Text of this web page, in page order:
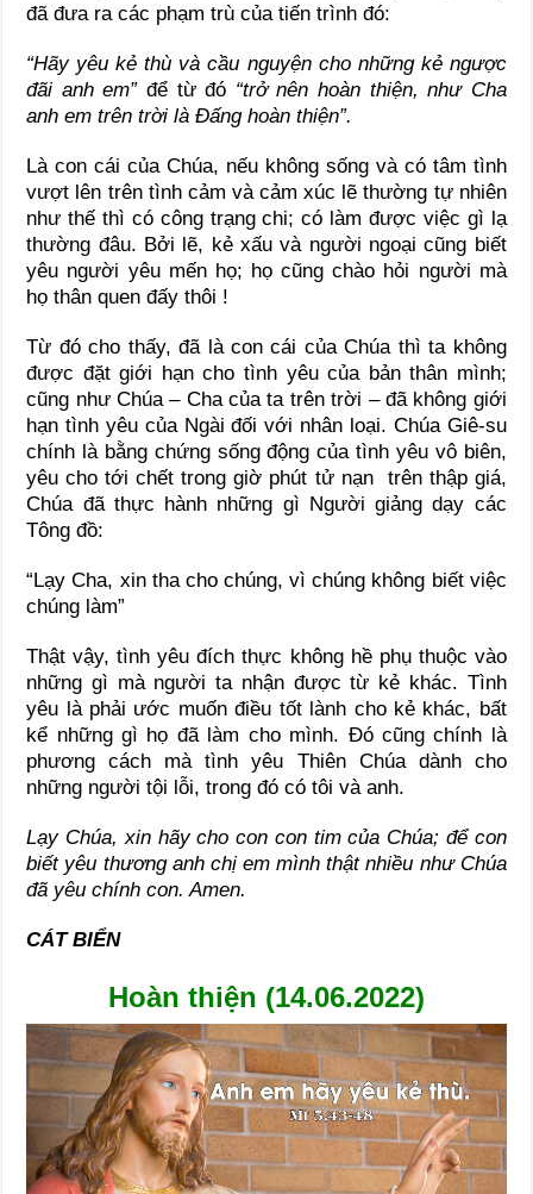
đã đưa ra các phạm trù của tiến trình đó:
“Hãy yêu kẻ thù và cầu nguyện cho những kẻ ngược
đãi anh em”để từ đó “trở nên hoàn thiện, như Cha
anh em trên trời là Ðấng hoàn thiện”.
Là con cái của Chúa, nếu không sống và có tâm tình
vượt lên trên tình cảm và cảm xúc lẽ thường tự nhiên
như thế thì có công trạng chi; có làm được việc gì lạ
thường đâu. Bởi lẽ, kẻ xấu và người ngoại cũng biết
yêu người yêu mến họ; họ cũng chào hỏi người mà
họ thân quen đấy thôi !
Từ đó cho thấy, đã là con cái của Chúa thì ta không
được đặt giới hạn cho tình yêu của bản thân mình;
cũng như Chúa – Cha của ta trên trời – đã không giới
hạn tình yêu của Ngài đối với nhân loại. Chúa Giê-su
chính là bằng chứng sống động của tình yêu vô biên,
yêu cho tới chết trong giờ phút tử nạn trên thập giá,
Chúa đã thực hành những gì Người giảng dạy các
Tông đồ:
“Lạy Cha, xin tha cho chúng, vì chúng không biết việc
chúng làm”
Thật vậy, tình yêu đích thực không hề phụ thuộc vào
những gì mà người ta nhận được từ kẻ khác. Tình
yêu là phải ước muốn điều tốt lành cho kẻ khác, bất
kể những gì họ đã làm cho mình. Đó cũng chính là
phương cách mà tình yêu Thiên Chúa dành cho
những người tội lỗi, trong đó có tôi và anh.
Lạy Chúa, xin hãy cho con con tim của Chúa; để con
biết yêu thương anh chị em mình thật nhiều như Chúa
đã yêu chính con. Amen.
CÁT BIỂN
Hoàn thiện (14.06.2022)